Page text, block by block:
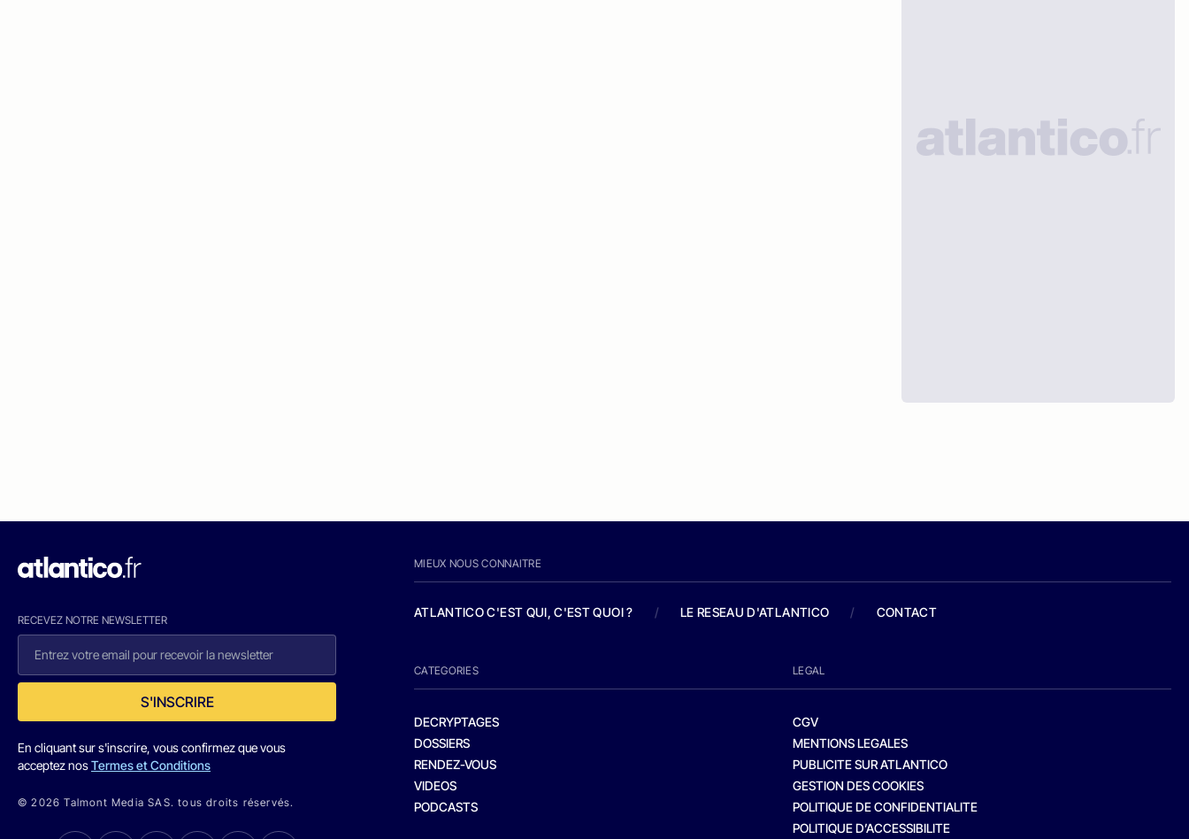
RECEVEZ NOTRE NEWSLETTER
S'INSCRIRE
En cliquant sur s'inscrire, vous confirmez que vous
acceptez nosTermes et Conditions
© 2026 Talmont Media SAS. tous droits réservés.
MIEUX NOUS CONNAITRE
ATLANTICO C'EST QUI, C'EST QUOI ? / LE RESEAU D'ATLANTICO / CONTACT
CATEGORIES
DECRYPTAGES
DOSSIERS
RENDEZ-VOUS
VIDEOS
PODCASTS
LEGAL
CGV
MENTIONS LEGALES
PUBLICITE SUR ATLANTICO
GESTION DES COOKIES
POLITIQUE DE CONFIDENTIALITE
POLITIQUE D’ACCESSIBILITE